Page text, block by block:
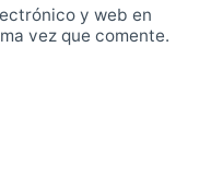
y web en
vez que comente.